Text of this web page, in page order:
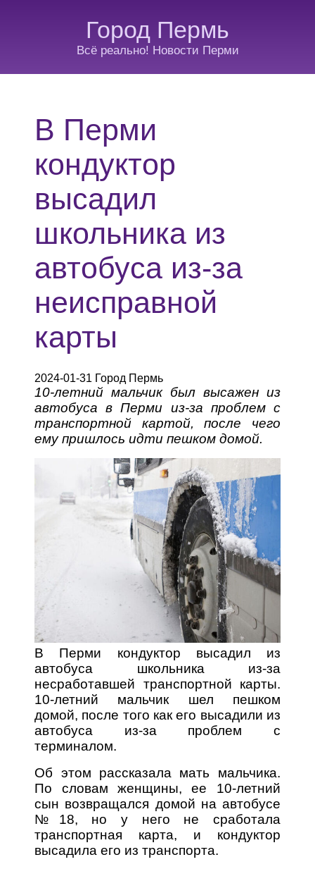
Город Пермь
Всё реально! Новости Перми
В Перми
кондуктор
высадил
школьника из
автобуса из-за
неисправной
карты
2024-01-31 Город Пермь
10-летний мальчик был высажен из
автобуса в Перми из-за проблем с
транспортной картой, после чего
ему пришлось идти пешком домой.
В Перми кондуктор высадил из
автобуса школьника из-за
несработавшей транспортной карты.
10-летний мальчик шел пешком
домой, после того как его высадили из
автобуса из-за проблем с
терминалом.
Об этом рассказала мать мальчика.
По словам женщины, ее 10-летний
сын возвращался домой на автобусе
№18, но у него не сработала
транспортная карта, и кондуктор
высадила его из транспорта.